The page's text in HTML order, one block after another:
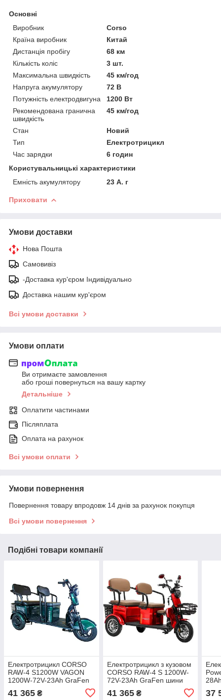
Основні
Виробник
Corso
Країна виробник
Китай
Дистанція пробігу
68 км
Кількість коліс
3 шт.
Максимальна швидкість
45 км/год
Напруга акумулятору
72 В
Потужність електродвигуна
1200 Вт
Рекомендована гранична
швидкість
45 км/год
Стан
Новий
Тип
Електротрицикл
Час зарядки
6 годин
Користувальницькі характеристики
Емність акумулятору
23 А. г
Приховати
Умови доставки
Нова Пошта
Самовивіз
-Доставка кур'єром Індивідуально
Доставка нашим кур'єром
Всі умови доставки
Умови оплати
Ви отримаєте замовлення
або гроші повернуться на вашу картку
Детальніше
Оплатити частинами
Післяплата
Оплата на рахунок
Всі умови оплати
Умови повернення
Повернення товару впродовж 14 днів за рахунок покупця
Всі умови повернення
Подібні товари компанії
Електротрицикл CORSO
RAW-4 S1200W VAGON
1200W-72V-23Ah GraFen
41 365 ₴
Електротрицикл з кузовом
CORSO RAW-4 S 1200W-
72V-23Ah GraFen шини
41 365₴ 37